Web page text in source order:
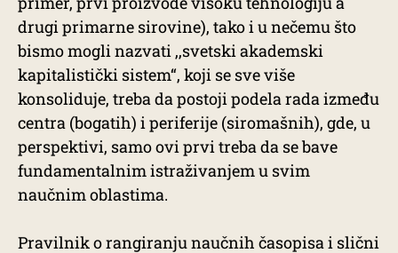
drugi primarne sirovine), tako i u nečemu što
bismo mogli nazvati ,,svetski akademski
kapitalistički sistem“, koji se sve više
konsoliduje, treba da postoji podela rada između
centra (bogatih) i periferije (siromašnih), gde, u
perspektivi, samo ovi prvi treba da se bave
fundamentalnim istraživanjem u svim
naučnim oblastima.
Pravilnik o rangiranju naučnih časopisa i slični